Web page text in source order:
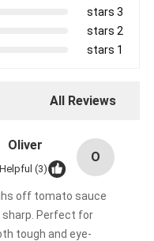
3 stars
2 stars
1 stars
All Reviews
O
Oliver
Helpful (3)
off tomato sauce
sharp. Perfect for
tough and eye-